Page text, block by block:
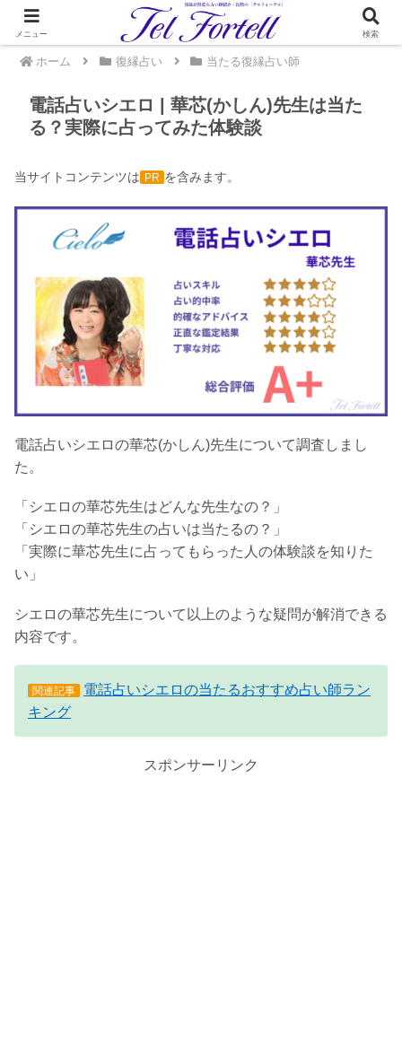
ホーム 復縁占い 当たる復縁占い師
電話占いシエロ | 華芯(かしん)先生は当た
る？実際に占ってみた体験談
当サイトコンテンツは PR を含みます。
電話占いシエロの華芯(かしん)先生について調査しまし
た。
「シエロの華芯先生はどんな先生なの？」
「シエロの華芯先生の占いは当たるの？」
「実際に華芯先生に占ってもらった人の体験談を知りた
い」
シエロの華芯先生について以上のような疑問が解消できる
内容です。
関連記事
電話占いシエロの当たるおすすめ占い師ラン
キング
スポンサーリンク
メニュー 検索